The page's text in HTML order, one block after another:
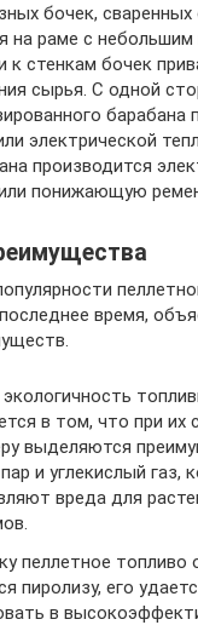
бочек, сваренных
на раме с
к стенкам бочек
сырья. С одной
барабана
электрической
производится
понижающую
время,
в том, что при их
выделяются
и углекислый газ,
вреда для
пеллетное топливо
пиролизу, его
в